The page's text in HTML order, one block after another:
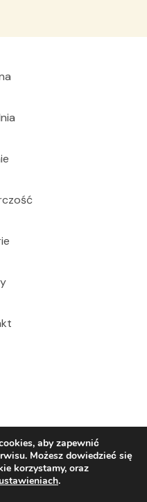
Cecuda
aby zapewnić
Możesz dowiedzieć się
korzystamy, oraz
.